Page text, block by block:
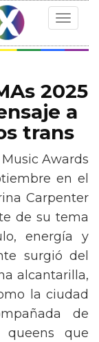
Toggle
2025
a
trans
Awards
en el
Carpenter
de su tema
energía y
surgió del
alcantarilla,
la ciudad
de
queens que